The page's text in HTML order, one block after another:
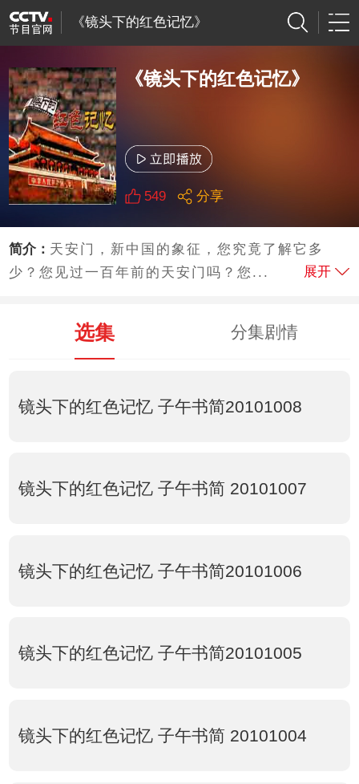
《镜头下的红色记忆》
《镜头下的红色记忆》
549 分享
简介： 天安门，新中国的象征，您究竟了解它多
少？您见过一百年前的天安门吗？您...
展开
选集 分集剧情
镜头下的红色记忆 子午书简20101008
镜头下的红色记忆 子午书简 20101007
镜头下的红色记忆 子午书简20101006
镜头下的红色记忆 子午书简20101005
镜头下的红色记忆 子午书简 20101004